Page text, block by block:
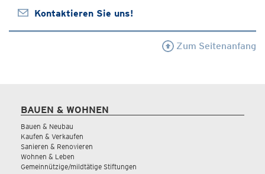
Kontaktieren Sie uns!
Zum Seitenanfang
BAUEN & WOHNEN
Bauen & Neubau
Kaufen & Verkaufen
Sanieren & Renovieren
Wohnen & Leben
Gemeinnützige/mildtätige Stiftungen